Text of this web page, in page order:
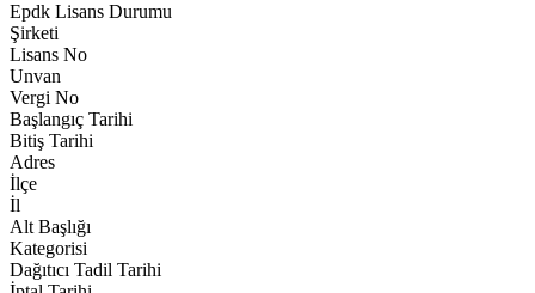
Epdk Lisans Durumu
Şirketi
Lisans No
Unvan
Vergi No
Başlangıç Tarihi
Bitiş Tarihi
Adres
İlçe
İl
Alt Başlığı
Kategorisi
Dağıtıcı Tadil Tarihi